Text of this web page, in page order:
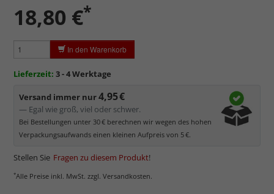
werden kann.
Minimaler UV-Schutz von ca. 45%
Schutz des Bildes.
Normalglas hat eine leichte Grünfärbung
Bereich der Weißtöne zu einem dezenten Grünschimmer
Museumsglas.
18,80 €*
In den Warenkorb
Lieferzeit: 3 - 4 Werktage
Versand immer nur4,95 €
— Egal wie groß, viel oder schwer.
Bei Bestellungen unter 30 € berechnen wir wegen des hohen
Verpackungsaufwands einen kleinen Aufpreis von 5 €.
Stellen Sie Fragen zu diesem Produkt!
*Alle Preise inkl. MwSt. zzgl. Versandkosten.